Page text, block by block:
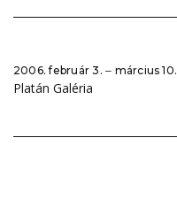
2006. február 3. ‒ március 10.
Platán Galéria